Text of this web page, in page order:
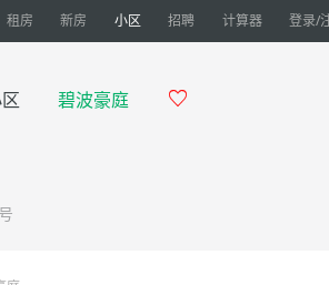
租房 新房 小区 招聘 计算器 登录/
碧波豪庭 